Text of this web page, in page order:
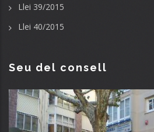
Llei 39/2015
Llei 40/2015
Seu del consell